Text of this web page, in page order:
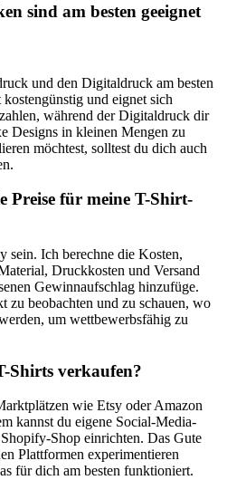
sind am besten geeignet
und den Digitaldruck am besten‍
und eignet sich
während der Digitaldruck dir
Designs in kleinen Mengen zu
möchtest, solltest ⁣du dich auch
Preise für meine T-Shirt-
sein.‍ Ich berechne⁤ die Kosten,
Druckkosten und Versand
Gewinnaufschlag⁤ hinzufüge.
zu ⁤beobachten und‌ zu schauen, wo
um wettbewerbsfähig zu
Shirts verkaufen?
wie ​Etsy oder Amazon
kannst du eigene Social-Media-
Shop einrichten. Das Gute
⁣Plattformen experimentieren
für dich ‍am besten‌ funktioniert.